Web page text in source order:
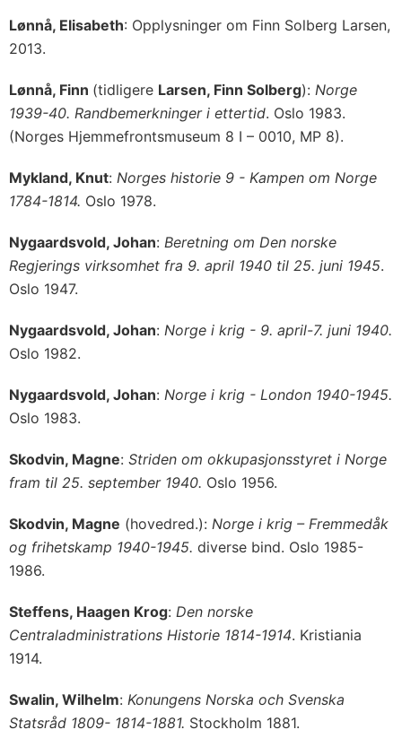
Lønnå, Elisabeth: Opplysninger om Finn Solberg Larsen,
2013.
Lønnå, Finn (tidligere Larsen, Finn Solberg): Norge
1939-40. Randbemerkninger i ettertid. Oslo 1983.
(Norges Hjemmefrontsmuseum 8 I – 0010, MP 8).
Mykland, Knut: Norges historie 9 - Kampen om Norge
1784-1814. Oslo 1978.
Nygaardsvold, Johan: Beretning om Den norske
Regjerings virksomhet fra 9. april 1940 til 25. juni 1945.
Oslo 1947.
Nygaardsvold, Johan: Norge i krig - 9. april-7. juni 1940.
Oslo 1982.
Nygaardsvold, Johan: Norge i krig - London 1940-1945.
Oslo 1983.
Skodvin, Magne: Striden om okkupasjonsstyret i Norge
fram til 25. september 1940. Oslo 1956.
Skodvin, Magne (hovedred.): Norge i krig – Fremmedåk
og frihetskamp 1940-1945. diverse bind. Oslo 1985-
1986.
Steffens, Haagen Krog: Den norske
Centraladministrations Historie 1814-1914. Kristiania
1914.
Swalin, Wilhelm: Konungens Norska och Svenska
Statsråd 1809- 1814-1881. Stockholm 1881.